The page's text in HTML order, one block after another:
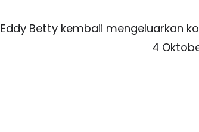
Eddy Betty kembali mengeluarkan
4